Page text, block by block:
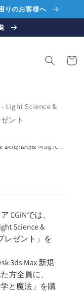
りのお客様へ
ー
Light Science &
ント
CGiNでは、
Science &
レゼント」を
3ds Max 新規
方全員に、
学と魔法」を購